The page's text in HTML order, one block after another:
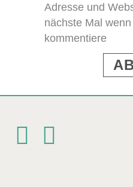
Adresse und
nächste Mal
kommentiere